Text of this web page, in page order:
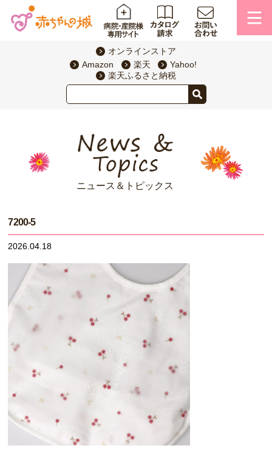
オンラインストア
Amazon
楽天
Yahoo!
楽天ふるさと納税
ニュース＆トピックス
7200-5
2026.04.18